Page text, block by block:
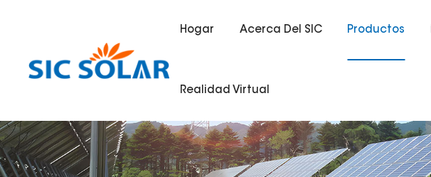
Hogar Acerca Del SIC Productos
Realidad Virtual